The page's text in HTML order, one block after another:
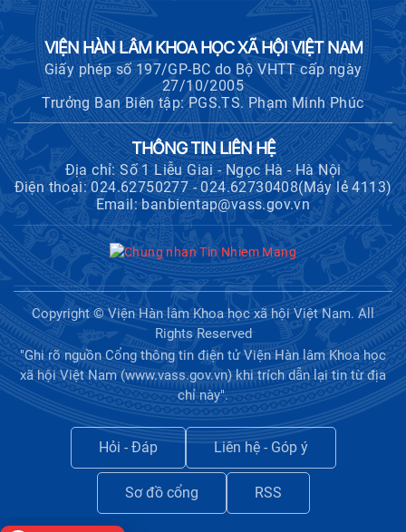
VIỆN HÀN LÂM KHOA HỌC XÃ HỘI VIỆT NAM
Giấy phép số 197/GP-BC do Bộ VHTT cấp ngày
27/10/2005
Trưởng Ban Biên tập: PGS.TS. Phạm Minh Phúc
THÔNG TIN LIÊN HỆ
Địa chỉ: Số 1 Liễu Giai - Ngọc Hà - Hà Nội
Điện thoại: 024.62750277 - 024.62730408(Máy lẻ 4113)
Email: banbientap@vass.gov.vn
Copyright © Viện Hàn lâm Khoa học xã hội Việt Nam. All
Rights Reserved
"Ghi rõ nguồn Cổng thông tin điện tử Viện Hàn lâm Khoa học
xã hội Việt Nam (www.vass.gov.vn) khi trích dẫn lại tin từ địa
chỉ này".
Hỏi - Đáp Liên hệ - Góp ý
Sơ đồ cổng RSS